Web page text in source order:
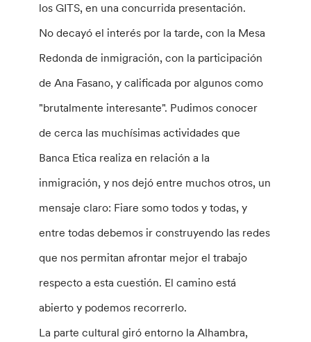
los GITS, en una concurrida presentación.
No decayó el interés por la tarde, con la Mesa
Redonda de inmigración, con la participación
de Ana Fasano, y calificada por algunos como
"brutalmente interesante". Pudimos conocer
de cerca las muchísimas actividades que
Banca Etica realiza en relación a la
inmigración, y nos dejó entre muchos otros, un
mensaje claro: Fiare somo todos y todas, y
entre todas debemos ir construyendo las redes
que nos permitan afrontar mejor el trabajo
respecto a esta cuestión. El camino está
abierto y podemos recorrerlo.
La parte cultural giró entorno la Alhambra,